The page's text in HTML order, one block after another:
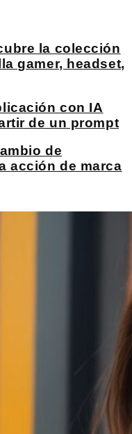
la colección
gamer, headset,
con IA
de un prompt
de
acción de marca